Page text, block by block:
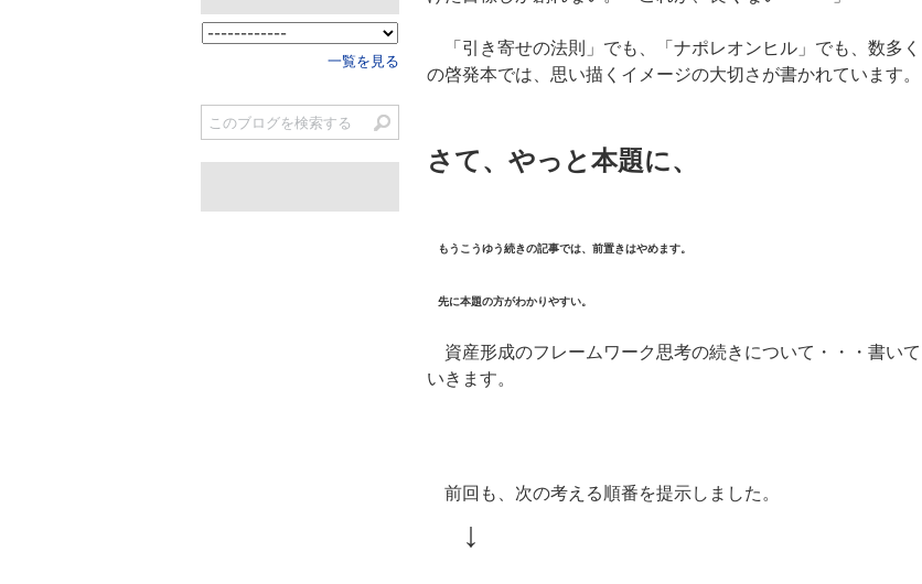
「引き寄せの法則」でも、「ナポレオンヒル」でも、数多く
の啓発本では、思い描くイメージの大切さが書かれています。
さて、やっと本題に、
もうこうゆう続きの記事では、前置きはやめます。
先に本題の方がわかりやすい。
資産形成のフレームワーク思考の続きについて・・・書いて
いきます。
前回も、次の考える順番を提示しました。
↓
一覧を見る